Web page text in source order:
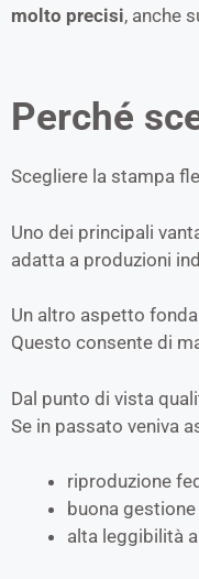
molto precisi, anche
Perché
Scegliere la stampa
Uno dei principali
adatta a produzioni
Un altro aspetto
Questo consente di
Dal punto di vista
Se in passato veniva
riproduzione
buona
alta leggibilità